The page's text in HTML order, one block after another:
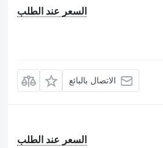
السعر عند الطلب
الاتصال بالبائع
السعر عند الطلب